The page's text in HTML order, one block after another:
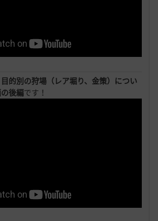
目的別の狩場（レア堀り、金策）につい
後編です！